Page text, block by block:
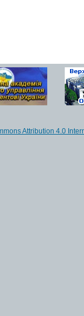
Attribution 4.0